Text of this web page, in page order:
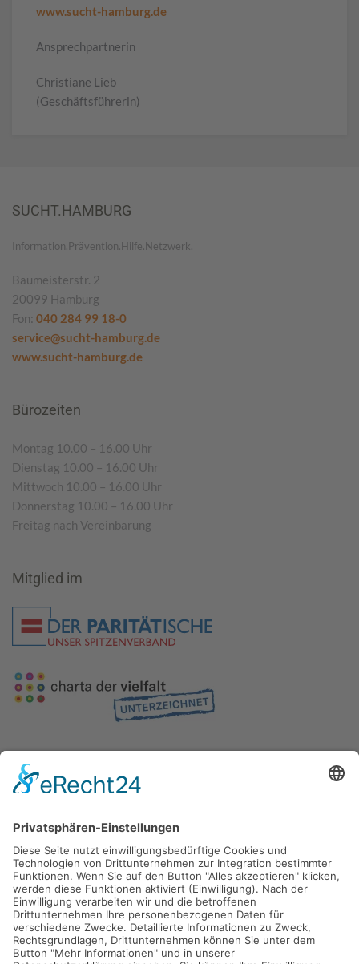
www.sucht-hamburg.de
Ansprechpartnerin
Christiane Lieb
(Geschäftsführerin)
SUCHT.HAMBURG
Information.Prävention.Hilfe.Netzwerk.
Baumeisterstr. 2
20099 Hamburg
Fon: 040 284 99 18-0
service@sucht-hamburg.de
www.sucht-hamburg.de
Bürozeiten
Montag 10.00 – 16.00 Uhr
Dienstag 10.00 – 16.00 Uhr
Mittwoch 10.00 – 16.00 Uhr
Donnerstag 10.00 – 16.00 Uhr
Freitag nach Vereinbarung
Mitglied im
Gefördert durch die
Freie und Hansestadt Hamburg